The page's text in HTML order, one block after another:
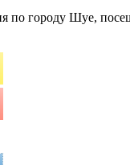
по городу Шуе,